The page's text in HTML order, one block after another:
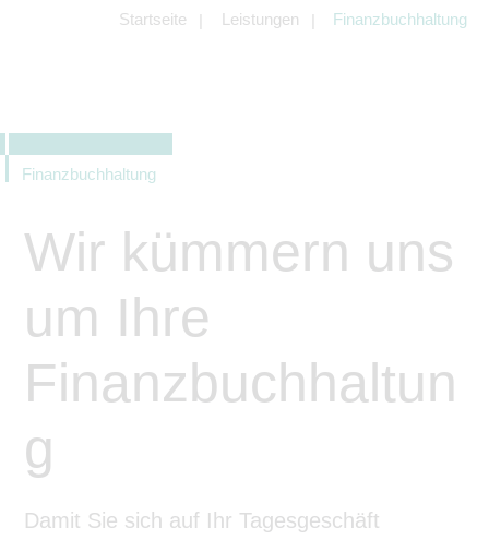
Startseite Leistungen Finanzbuchhaltung
Finanzbuchhaltung
Wir kümmern uns
um Ihre
Finanzbuchhaltun
g
Damit Sie sich auf Ihr Tagesgeschäft
Angeboten von z.B. Facebook und
LinkedIn.
können.